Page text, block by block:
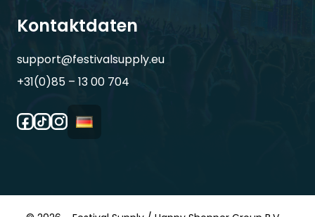
Kontaktdaten
support@festivalsupply.eu
+31(0)85 – 13 00 704